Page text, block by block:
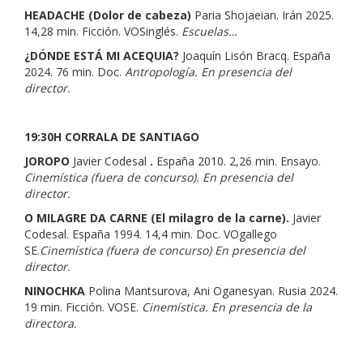
HEADACHE (Dolor de cabeza) Paria Shojaeian. Irán 2025.
14,28 min. Ficción. VOSinglés. Escuelas…
¿DÓNDE ESTÁ MI ACEQUIA? Joaquín Lisón Bracq. España
2024. 76 min. Doc. Antropología. En presencia del
director.
19:30H CORRALA DE SANTIAGO
JOROPO Javier Codesal . España 2010. 2,26 min. Ensayo.
Cinemística (fuera de concurso). En presencia del
director.
O MILAGRE DA CARNE (El milagro de la carne). Javier
Codesal. España 1994. 14,4 min. Doc. VOgallego
SE.Cinemística (fuera de concurso) En presencia del
director.
NINOCHKA Polina Mantsurova, Ani Oganesyan. Rusia 2024.
19 min. Ficción. VOSE. Cinemística. En presencia de la
directora.